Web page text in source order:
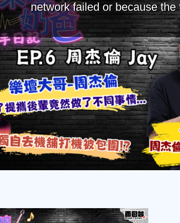
network failed or because